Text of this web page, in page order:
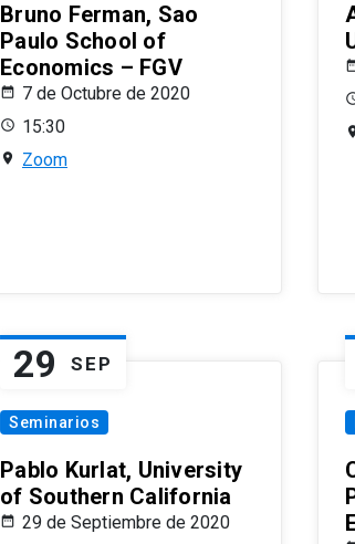
Bruno Ferman, Sao
Paulo School of
Economics – FGV
7 de Octubre de 2020
15:30
Zoom
29 SEP
Seminarios
Pablo Kurlat, University
of Southern California
29 de Septiembre de 2020